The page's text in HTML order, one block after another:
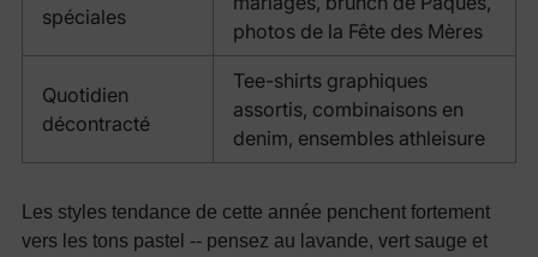
spéciales
photos de la Fête des Mères
Quotidien
décontracté
Tee-shirts graphiques
assortis, combinaisons en
denim, ensembles athleisure
Les styles tendance de cette année penchent fortement
vers les tons pastel -- pensez au lavande, vert sauge et